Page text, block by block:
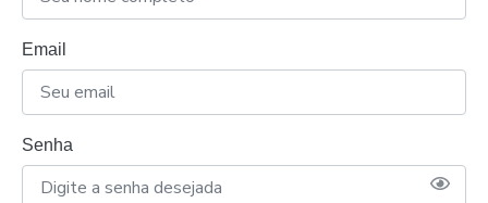
Email
Senha